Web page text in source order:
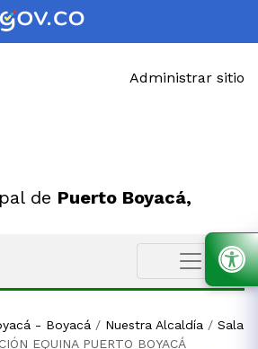
Administrar sitio
de Puerto Boyacá,
- Boyacá / Nuestra Alcaldía / Sala
EQUINA PUERTO BOYACÁ